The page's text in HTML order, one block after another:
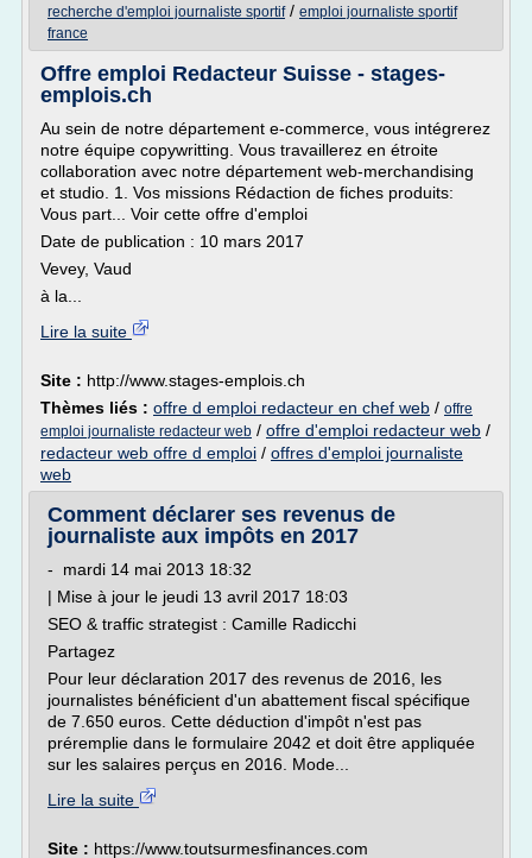
recherche d'emploi journaliste sportif/ emploi journaliste sportif
france
Offre emploi Redacteur Suisse - stages-
emplois.ch
Au sein de notre département e-commerce, vous intégrerez
notre équipe copywritting. Vous travaillerez en étroite
collaboration avec notre département web-merchandising
et studio. 1. Vos missions Rédaction de fiches produits:
Vous part... Voir cette offre d'emploi
Date de publication : 10 mars 2017
Vevey, Vaud
à la...
Lire la suite
Site : http://www.stages-emplois.ch
Thèmes liés : offre d emploi redacteur en chef web / offre
emploi journaliste redacteur web / offre d'emploi redacteur web /
redacteur web offre d emploi / offres d'emploi journaliste
web
Comment déclarer ses revenus de
journaliste aux impôts en 2017
- mardi 14 mai 2013 18:32
| Mise à jour le jeudi 13 avril 2017 18:03
SEO & traffic strategist : Camille Radicchi
Partagez
Pour leur déclaration 2017 des revenus de 2016, les
journalistes bénéficient d'un abattement fiscal spécifique
de 7.650 euros. Cette déduction d'impôt n'est pas
préremplie dans le formulaire 2042 et doit être appliquée
sur les salaires perçus en 2016. Mode...
Lire la suite
Site : https://www.toutsurmesfinances.com